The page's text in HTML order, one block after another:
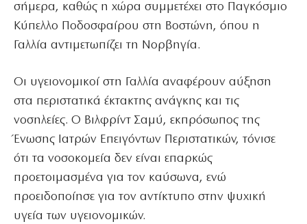
σήμερα, καθώς η χώρα συμμετέχει στο Παγκόσμιο
Κύπελλο Ποδοσφαίρου στη Βοστώνη, όπου η
Γαλλία αντιμετωπίζει τη Νορβηγία.
Οι υγειονομικοί στη Γαλλία αναφέρουν αύξηση
στα περιστατικά έκτακτης ανάγκης και τις
νοσηλείες. Ο Βιλφρίντ Σαμύ, εκπρόσωπος της
Ένωσης Ιατρών Επειγόντων Περιστατικών, τόνισε
ότι τα νοσοκομεία δεν είναι επαρκώς
προετοιμασμένα για τον καύσωνα, ενώ
προειδοποίησε για τον αντίκτυπο στην ψυχική
υγεία των υγειονομικών.